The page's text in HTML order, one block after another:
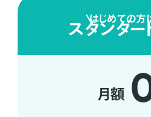
はじめての方
スタンダー
月額